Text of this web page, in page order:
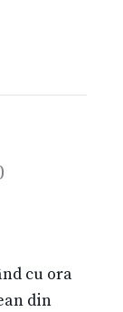
cu ora
din